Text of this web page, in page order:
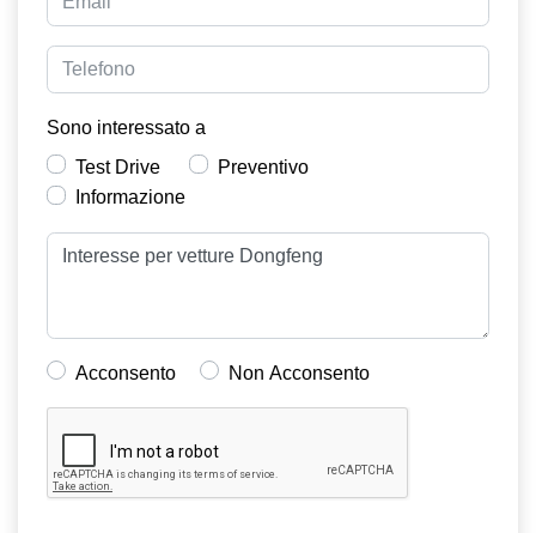
Sono interessato a
Test Drive
Preventivo
Informazione
Acconsento Non Acconsento